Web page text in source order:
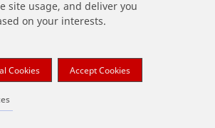
site usage, and deliver you
on your interests.
Cookies Accept Cookies